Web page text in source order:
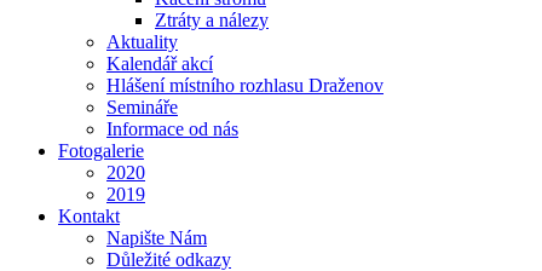
Ztráty a nálezy
Aktuality
Kalendář akcí
Hlášení místního rozhlasu Draženov
Semináře
Informace od nás
Fotogalerie
2020
2019
Kontakt
Napište Nám
Důležité odkazy